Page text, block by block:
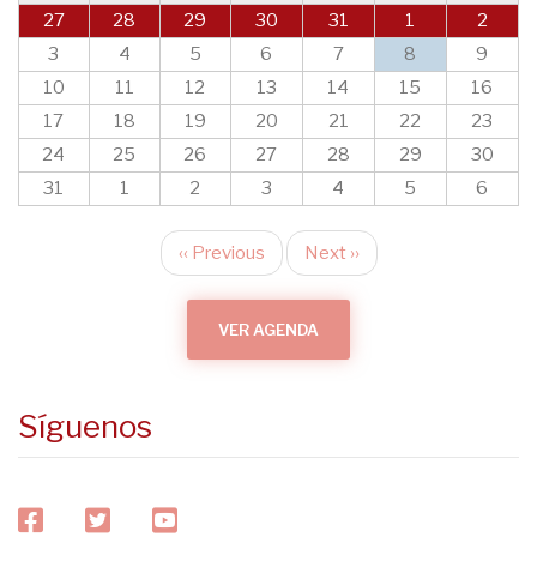
27
28 29 30 31 1
2
3
4 5 6 7 8
9
10
11 12 13 14 15
16
17
18 19 20 21 22
23
24
25 26 27 28 29
30
31
1 2 3 4 5 6
Pagination
‹‹ Previous Next ››
VER AGENDA
Síguenos
facebooktwitteryoutube